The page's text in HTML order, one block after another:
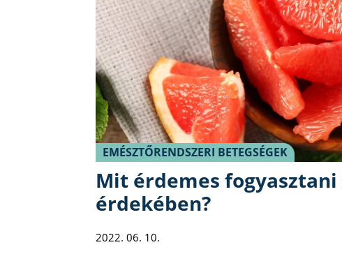
EMÉSZTŐRENDSZERI BETEGSÉGEK
Mit érdemes
érdekében?
2022. 06. 10.